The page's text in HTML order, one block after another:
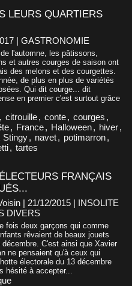
LEURS QUARTIERS
| GASTRONOMIE
l'automne, les pâtissons,
et autres courges de saison ont
des melons et des courgettes.
de plus en plus de variétés
Qui dit courge... dit
en premier c'est surtout grâce
, citrouille, conte, courges ,
, France, Halloween, hiver,
Stingy, navet, potimarron,
, tartes
FRANÇAIS
| 21/12/2015 | INSOLITE
DIVERS
fois deux garçons qui comme
rêvaient de beaux jouets
décembre. C'est ainsi que Xavier
ne pensaient qu'à ceux qui
électorale du 13 décembre
hésité à accepter...